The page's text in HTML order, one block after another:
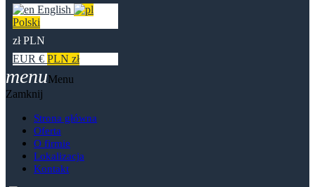
English
Polski
zł PLN
EUR € PLN zł
menuMenu
Zamknij
Strona główna
Oferta
O firmie
Lokalizacja
Kontakt